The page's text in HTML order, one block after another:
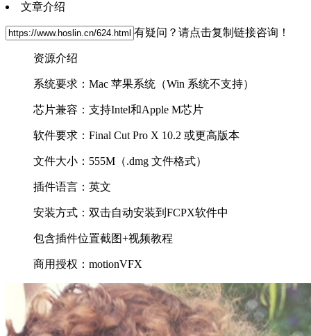
文章介绍
有疑问？请点击复制链接咨询！
资源介绍
系统要求：Mac 苹果系统（Win 系统不支持）
芯片兼容：支持Intel和Apple M芯片
软件要求：Final Cut Pro X 10.2 或更高版本
文件大小：555M（.dmg 文件格式）
插件语言：英文
安装方式：双击自动安装到FCPX软件中
包含插件位置截图+视频教程
商用授权：motionVFX